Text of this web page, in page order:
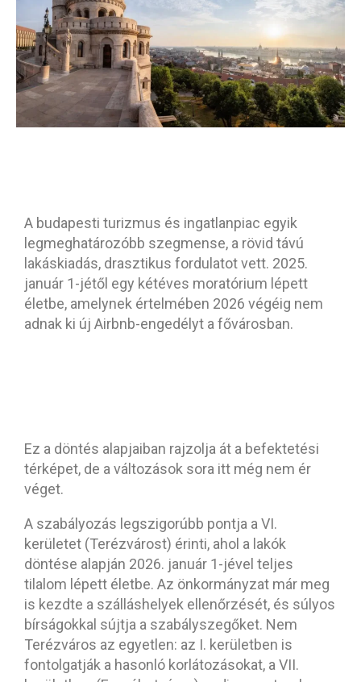
A budapesti turizmus és ingatlanpiac egyik
legmeghatározóbb szegmense, a rövid távú
lakáskiadás, drasztikus fordulatot vett. 2025.
január 1-jétől egy kétéves moratórium lépett
életbe, amelynek értelmében 2026 végéig nem
adnak ki új Airbnb-engedélyt a fővárosban.
Ez a döntés alapjaiban rajzolja át a befektetési
térképet, de a változások sora itt még nem ér
véget.
A szabályozás legszigorúbb pontja a VI.
kerületet (Terézvárost) érinti, ahol a lakók
döntése alapján 2026. január 1-jével teljes
tilalom lépett életbe. Az önkormányzat már meg
is kezdte a szálláshelyek ellenőrzését, és súlyos
bírságokkal sújtja a szabályszegőket. Nem
Terézváros az egyetlen: az I. kerületben is
fontolgatják a hasonló korlátozásokat, a VII.